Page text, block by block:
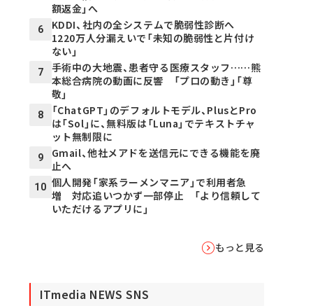
額返金」へ
6
KDDI、社内の全システムで脆弱性診断へ
1220万人分漏えいで「未知の脆弱性と片付け
ない」
7
手術中の大地震、患者守る医療スタッフ……熊
本総合病院の動画に反響 「プロの動き」「尊
敬」
8
「ChatGPT」のデフォルトモデル、PlusとPro
は「Sol」に、無料版は「Luna」でテキストチャ
ット無制限に
9
Gmail、他社メアドを送信元にできる機能を廃
止へ
10 個人開発「家系ラーメンマニア」で利用者急
増 対応追いつかず一部停止 「より信頼して
いただけるアプリに」
もっと見る
ITmedia NEWS SNS